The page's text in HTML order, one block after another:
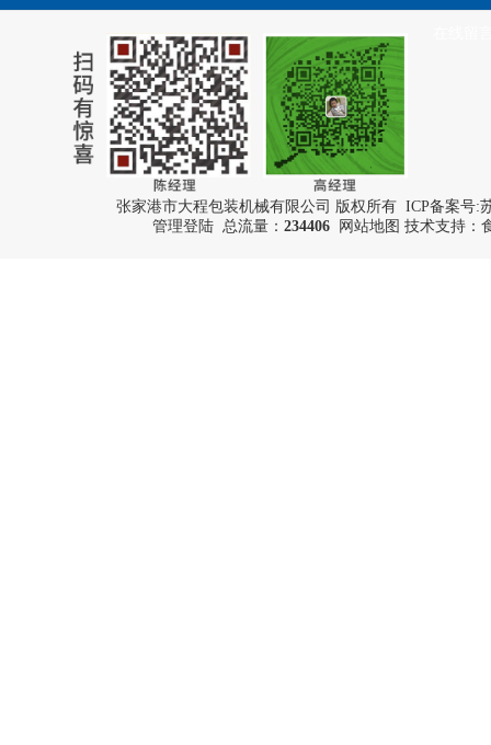
张家港市大程包装机械有限公司 版权所有 ICP备案号:
管理登陆总流量： 234406 网站地图 技术支持：